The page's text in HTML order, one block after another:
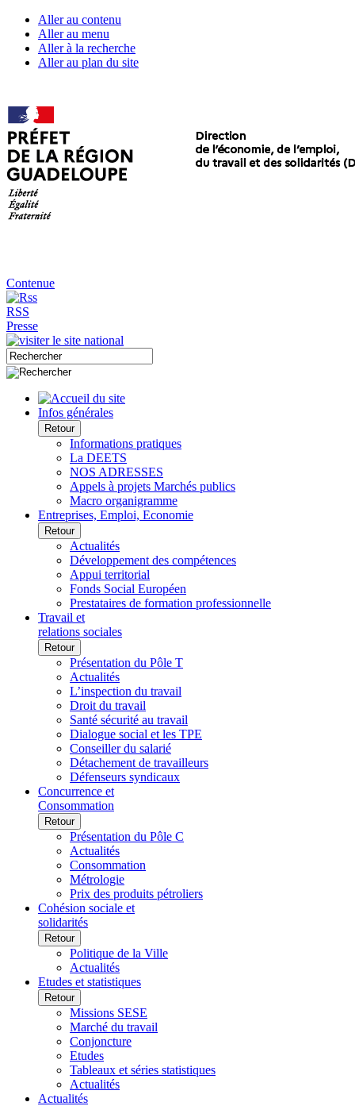
Aller au contenu
Aller au menu
Aller à la recherche
Aller au plan du site
Contenue
RSS
Presse
Infos générales
Retour
Informations pratiques
La DEETS
NOS ADRESSES
Appels à projets Marchés publics
Macro organigramme
Entreprises, Emploi, Economie
Retour
Actualités
Développement des compétences
Appui territorial
Fonds Social Européen
Prestataires de formation professionnelle
Travail et
relations sociales
Retour
Présentation du Pôle T
Actualités
L’inspection du travail
Droit du travail
Santé sécurité au travail
Dialogue social et les TPE
Conseiller du salarié
Détachement de travailleurs
Défenseurs syndicaux
Concurrence et
Consommation
Retour
Présentation du Pôle C
Actualités
Consommation
Métrologie
Prix des produits pétroliers
Cohésion sociale et
solidarités
Retour
Politique de la Ville
Actualités
Etudes et statistiques
Retour
Missions SESE
Marché du travail
Conjoncture
Etudes
Tableaux et séries statistiques
Actualités
Actualités